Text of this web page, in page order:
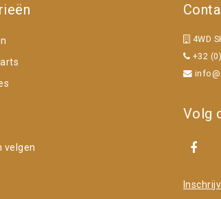
velgen
4WD
+32
Volg